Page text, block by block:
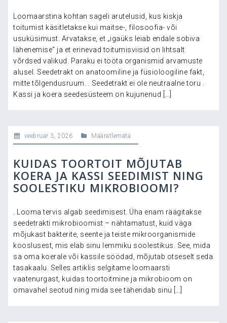
Loomaarstina kohtan sageli arutelusid, kus kiskja
toitumist käsitletakse kui maitse-, filosoofia- või
usuküsimust. Arvatakse, et „igaüks leiab endale sobiva
lähenemise“ ja et erinevad toitumisviisid on lihtsalt
võrdsed valikud. Paraku ei tööta organismid arvamuste
alusel. Seedetrakt on anatoomiline ja füsioloogiline fakt,
mitte tõlgendusruum. . Seedetrakt ei ole neutraalne toru .
Kassi ja koera seedesüsteem on kujunenud […]
veebruar 3, 2026 Määratlemata
KUIDAS TOORTOIT MÕJUTAB
KOERA JA KASSI SEEDIMIST NING
SOOLESTIKU MIKROBIOOMI?
. Looma tervis algab seedimisest. Üha enam räägitakse
seedetrakti mikrobioomist – nähtamatust, kuid väga
mõjukast bakterite, seente ja teiste mikroorganismide
kooslusest, mis elab sinu lemmiku soolestikus. See, mida
sa oma koerale või kassile söödad, mõjutab otseselt seda
tasakaalu. Selles artiklis selgitame loomaarsti
vaatenurgast, kuidas toortoitmine ja mikrobioom on
omavahel seotud ning mida see tähendab sinu […]